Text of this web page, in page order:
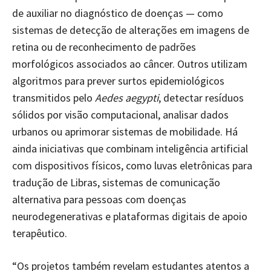
de auxiliar no diagnóstico de doenças — como
sistemas de detecção de alterações em imagens de
retina ou de reconhecimento de padrões
morfológicos associados ao câncer. Outros utilizam
algoritmos para prever surtos epidemiológicos
transmitidos pelo Aedes aegypti, detectar resíduos
sólidos por visão computacional, analisar dados
urbanos ou aprimorar sistemas de mobilidade. Há
ainda iniciativas que combinam inteligência artificial
com dispositivos físicos, como luvas eletrônicas para
tradução de Libras, sistemas de comunicação
alternativa para pessoas com doenças
neurodegenerativas e plataformas digitais de apoio
terapêutico.
“Os projetos também revelam estudantes atentos a